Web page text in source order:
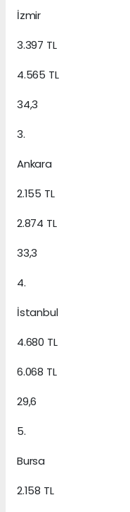
İzmir
3.397 TL
4.565 TL
34,3
3.
Ankara
2.155 TL
2.874 TL
33,3
4.
İstanbul
4.680 TL
6.068 TL
29,6
5.
Bursa
2.158 TL